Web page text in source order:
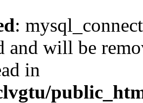
:
and will be
in